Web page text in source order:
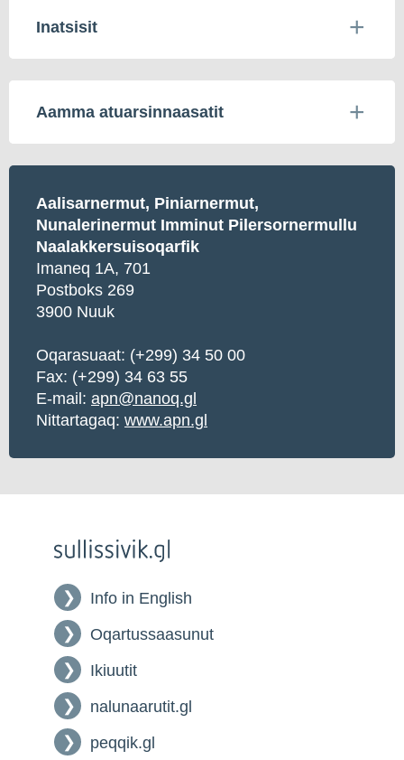
Inatsisit
Aamma atuarsinnaasatit
Aalisarnermut, Piniarnermut,
Nunalerinermut Imminut Pilersornermullu
Naalakkersuisoqarfik
Imaneq 1A, 701
Postboks 269
3900 Nuuk
Oqarasuaat: (+299) 34 50 00
Fax: (+299) 34 63 55
E-mail: apn@nanoq.gl
Nittartagaq: www.apn.gl
Info in English
Oqartussaasunut
Ikiuutit
nalunaarutit.gl
peqqik.gl